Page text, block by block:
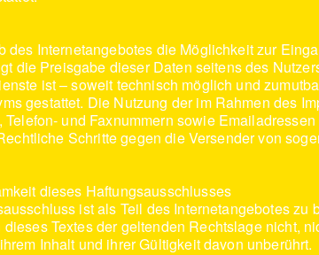
des Internetangebotes die Möglichkeit zur
die Preisgabe dieser Daten seitens des
ist – soweit technisch möglich und
gestattet. Die Nutzung der im Rahmen des
Telefon- und Faxnummern sowie
Schritte gegen die Versender von
dieses Haftungsausschlusses
ist als Teil des Internetangebotes
Textes der geltenden Rechtslage nicht,
Inhalt und ihrer Gültigkeit davon unberührt.